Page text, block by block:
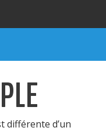
L'AGENCE
NOS PRESTATIONS
nous ont fait confiance
différente d’un